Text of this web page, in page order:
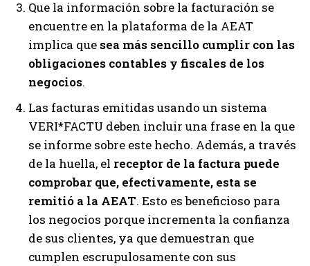
Que la información sobre la facturación se
encuentre en la plataforma de la AEAT
implica que sea más sencillo cumplir con las
obligaciones contables y fiscales de los
negocios.
Las facturas emitidas usando un sistema
VERI*FACTU deben incluir una frase en la que
se informe sobre este hecho. Además, a través
de la huella, el receptor de la factura puede
comprobar que, efectivamente, esta se
remitió a la AEAT. Esto es beneficioso para
los negocios porque incrementa la confianza
de sus clientes, ya que demuestran que
cumplen escrupulosamente con sus